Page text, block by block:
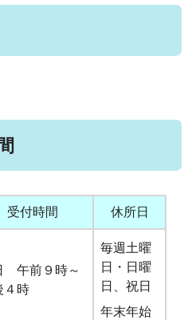
受付時間 休所日
午前９時～
４時
毎週土曜
日・日曜
日、祝日
年末年始